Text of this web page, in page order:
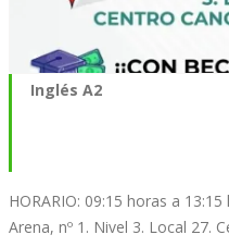
Inglés A2
HORARIO: 09:15 horas a
Arena, nº 1. Nivel 3. Local 27.